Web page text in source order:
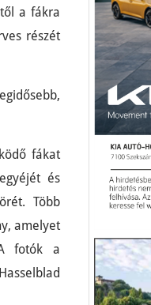
a fákra
részét
fákat
és
Több
amelyet
fotók a